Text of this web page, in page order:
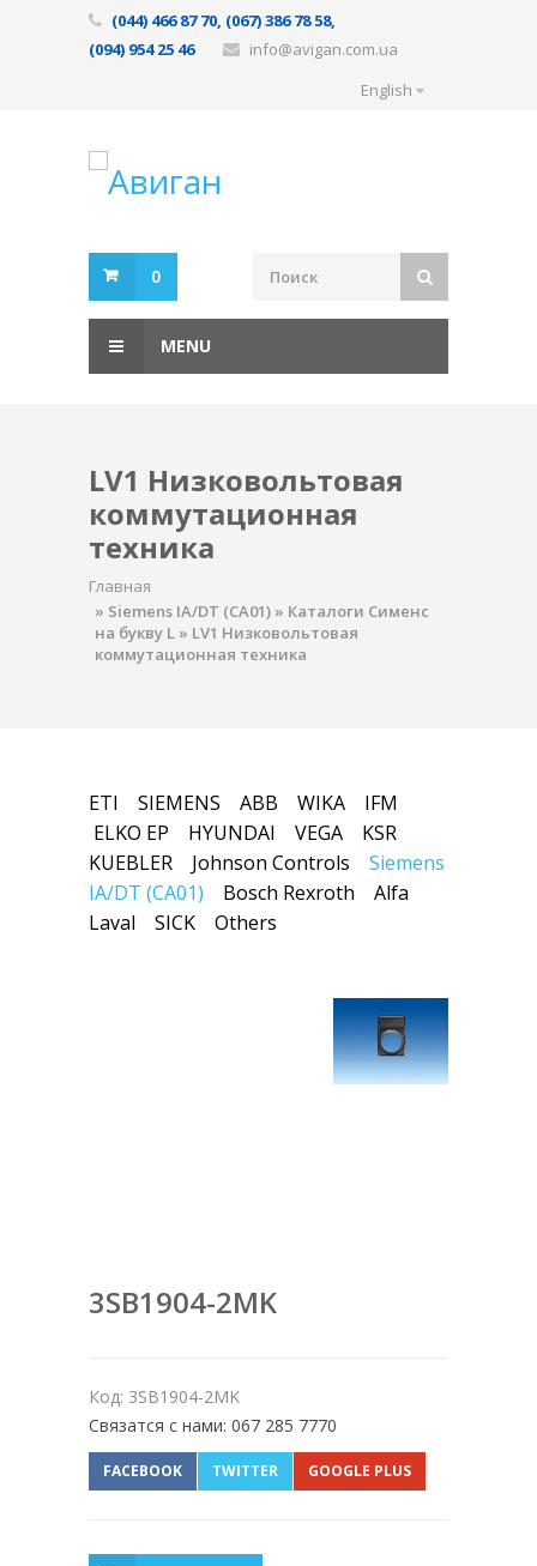
(044) 466 87 70, (067) 386 78 58,
(094) 954 25 46
info@avigan.com.ua
English
0
MENU
LV1 Низковольтовая
коммутационная
техника
Главная
» Siemens IA/DT (CA01) » Каталоги Сименс
на букву L » LV1 Низковольтовая
коммутационная техника
ETI SIEMENS ABB WIKA
IFM
ELKO EP
HYUNDAI VEGA
KSR
KUEBLER
Johnson Controls
Siemens
IA/DT (CA01)
Bosch Rexroth
Alfa
Laval
SICK Others
3SB1904-2MK
Код: 3SB1904-2MK
Связатся с нами: 067 285 7770
FACEBOOK TWITTER GOOGLE PLUS